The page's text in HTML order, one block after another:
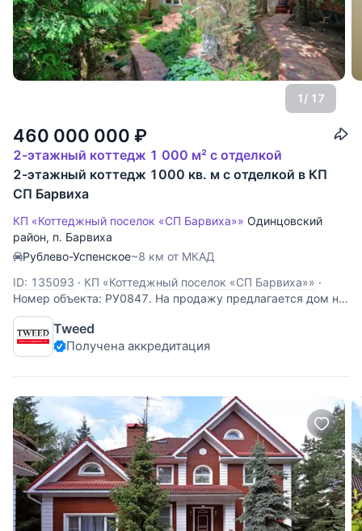
1/ 17
460 000 000 ₽
2-этажный коттедж 1 000 м² с отделкой
2-этажный коттедж 1000 кв. м с отделкой в КП
СП Барвиха
КП «Коттеджный поселок «СП Барвиха»» Одинцовский
район, п. Барвиха
Рублево-Успенское~8 км от МКАД
ID: 135093 · КП «Коттеджный поселок «СП Барвиха»» ·
Номер объекта: РУ0847. На продажу предлагается дом на
Рублево-Успенском шоссе, в 8 км. от МКАД, в коттеджном
поселке Барвиха СП (НПИЗ). Дом 3-х уровневый,
кирпичный, общей площадью 1000 м.кв., расположен на
Tweed
Получена аккредитация